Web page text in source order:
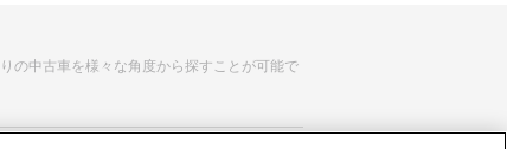
の中古車を様々な角度から探すことが可能で